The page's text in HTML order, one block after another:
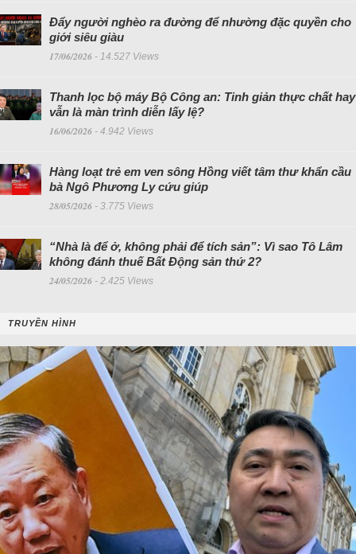
Đẩy người nghèo ra đường để nhường đặc quyền cho
giới siêu giàu
17/06/2026 - 14.527 Views
Thanh lọc bộ máy Bộ Công an: Tinh giản thực chất hay
vẫn là màn trình diễn lấy lệ?
16/06/2026 - 4.942 Views
Hàng loạt trẻ em ven sông Hồng viết tâm thư khẩn cầu
bà Ngô Phương Ly cứu giúp
28/05/2026 - 3.775 Views
“Nhà là để ở, không phải để tích sản”: Vì sao Tô Lâm
không đánh thuế Bất Động sản thứ 2?
24/05/2026 - 2.425 Views
TRUYỀN HÌNH